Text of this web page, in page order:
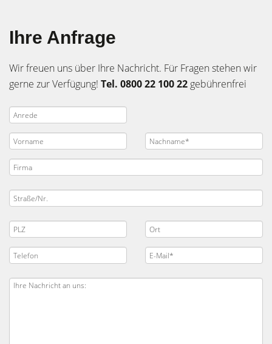
Ihre Anfrage
Wir freuen uns über Ihre Nachricht. Für Fragen stehen wir
gerne zur Verfügung! Tel. 0800 22 100 22 gebührenfrei